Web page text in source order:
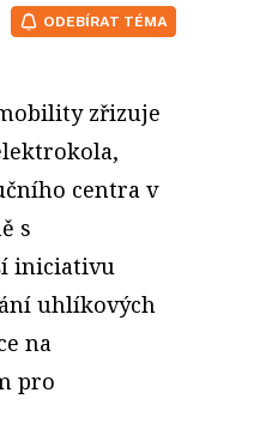
ODEBÍRAT TÉMA
zřizuje
centra v
s
iniciativu
uhlíkových
na
pro